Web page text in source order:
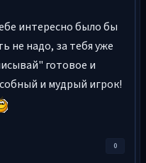
интересно было бы
не надо, за тебя уже
готовое и
и мудрый игрок!
0